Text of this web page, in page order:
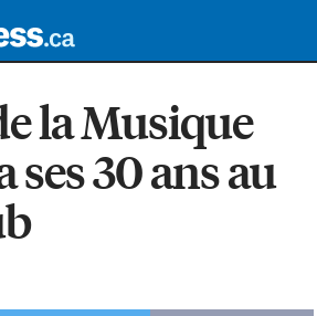
la Musique
ses 30 ans au